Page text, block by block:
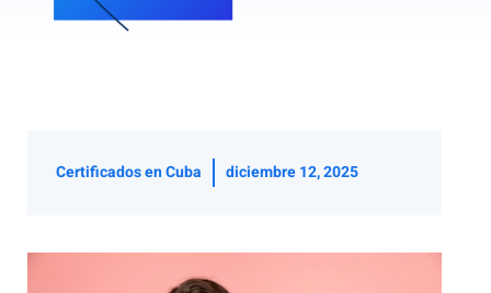
Certificados en Cuba diciembre 12, 2025